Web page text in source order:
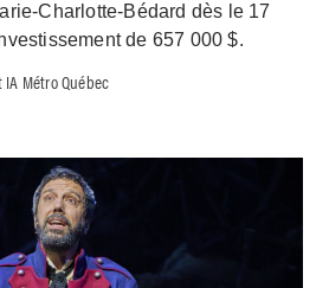
Charlotte-Bédard dès le 17
de 657 000 $.
Métro Québec